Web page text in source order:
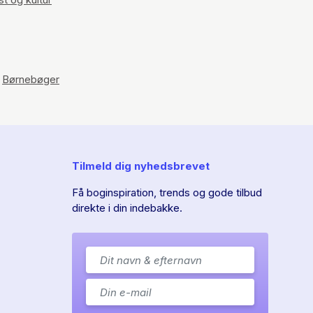
Børnebøger
Tilmeld dig nyhedsbrevet
Få boginspiration, trends og gode tilbud
direkte i din indebakke.